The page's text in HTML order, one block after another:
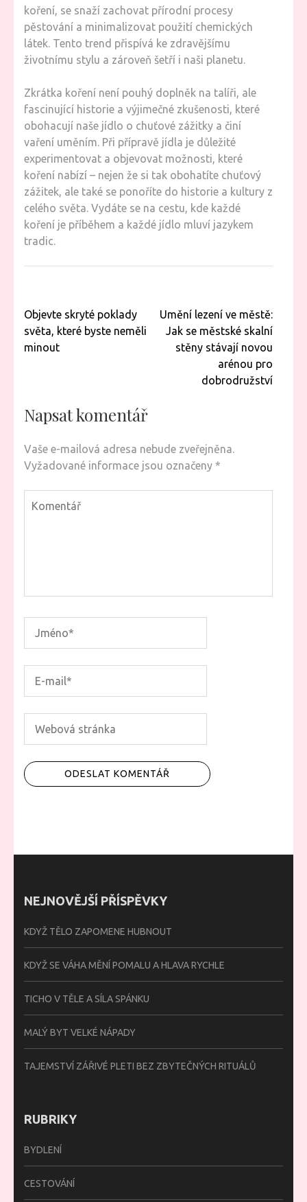
koření, se snaží zachovat přírodní procesy
pěstování a minimalizovat použití chemických
látek. Tento trend přispívá ke zdravějšímu
životnímu stylu a zároveň šetří i naši planetu.
Zkrátka koření není pouhý doplněk na talíři, ale
fascinující historie a výjimečné zkušenosti, které
obohacují naše jídlo o chuťové zážitky a činí
vaření uměním. Při přípravě jídla je důležité
experimentovat a objevovat možnosti, které
koření nabízí – nejen že si tak obohatíte chuťový
zážitek, ale také se ponoříte do historie a kultury z
celého světa. Vydáte se na cestu, kde každé
koření je příběhem a každé jídlo mluví jazykem
tradic.
Navigace
pro
příspěvek
Objevte skryté poklady
světa, které byste neměli
minout
Umění lezení ve městě:
Jak se městské skalní
stěny stávají novou
arénou pro
dobrodružství
Napsat komentář
Vaše e-mailová adresa nebude zveřejněna.
Vyžadované informace jsou označeny *
NEJNOVĚJŠÍ PŘÍSPĚVKY
KDYŽ TĚLO ZAPOMENE HUBNOUT
KDYŽ SE VÁHA MĚNÍ POMALU A HLAVA RYCHLE
TICHO V TĚLE A SÍLA SPÁNKU
MALÝ BYT VELKÉ NÁPADY
TAJEMSTVÍ ZÁŘIVÉ PLETI BEZ ZBYTEČNÝCH RITUÁLŮ
RUBRIKY
BYDLENÍ
CESTOVÁNÍ